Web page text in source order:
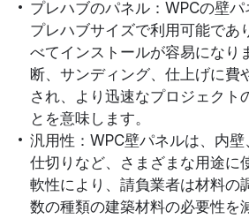
プレハブのパネル：WPCの壁
プレハブサイズで利用可能であ
べてインストールが容易になり
断、サンディング、仕上げに費
され、より迅速なプロジェクト
とを意味します。
汎用性：WPC壁パネルは、内
仕切りなど、さまざまな用途に
軟性により、請負業者は材料の
数の種類の建築材料の必要性を